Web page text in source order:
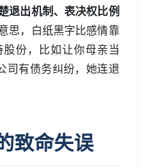
退出机制、表决权比例
思，白纸黑字比感情靠
份，比如让你母亲当
司有债务纠纷，她连退
致命失误